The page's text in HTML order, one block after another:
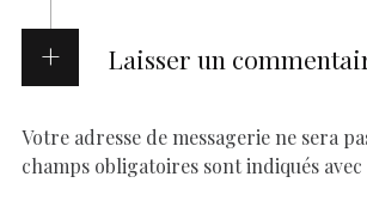
Laisser un
Votre adresse de messagerie ne sera
champs obligatoires sont indiqués avec